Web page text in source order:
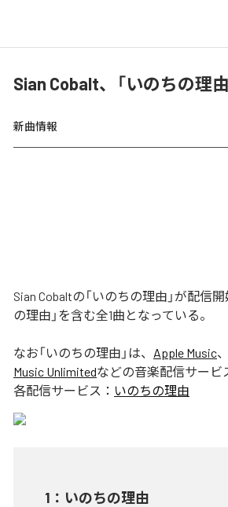
Sian Cobalt、「いのちの理
新曲情報
Sian Cobaltの「いのちの理由」が配信
の理由」を含む全1曲となっている。
なお「いのちの理由 」は、 Apple Music、
Music Unlimitedなどの音楽配信サービ
各配信サービス： いのちの理由
1 ： いのちの理由